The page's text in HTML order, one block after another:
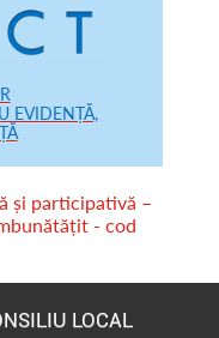
EVIDENȚĂ,
și participativă –
- cod
LOCAL